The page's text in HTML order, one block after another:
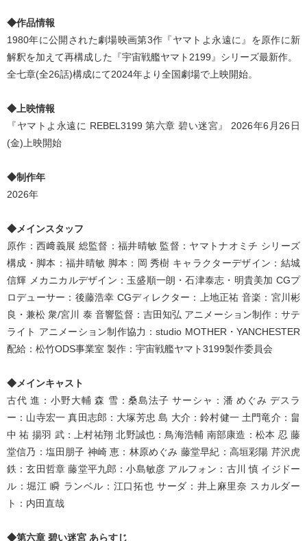
◆作品情報
1980年に公開された劇場映画第3作『ヤマトよ永遠に』を原作に新
解釈を加えて再構成した『宇宙戦艦ヤマト2199』シリーズ最新作。
全七章(全26話)構成にて2024年より全国劇場で上映開始。
◆上映情報
『ヤマトよ永遠に REBEL3199 第六章 碧い迷宮』 2026年6月26日
(金)上映開始
◆制作年
2026年
◆メインスタッフ
原作：西﨑義展 総監督：福井晴敏 監督：ヤマトナオミチ シリーズ
構成・脚本：福井晴敏 脚本：岡 秀樹 キャラクターデザイン：結城
信輝 メカニカルデザイン：玉盛順一朗・石津泰志・明貴美加 CGプ
ロデューサー：後藤浩幸 CGディレクター：上地正祐 音楽：宮川彬
良・兼松 衆/宮川 泰 音響監督：吉田知弘 アニメーション制作：サテ
ライト アニメーション制作協力：studio MOTHER・YANCHESTER
配給：松竹ODS事業室 製作：宇宙戦艦ヤマト3199製作委員会
◆メインキャスト
古代 進：小野大輔 森 雪：桑島法子 サーシャ：潘 めぐみ デスラ
ー：山寺宏一 真田志郎：大塚芳忠 島 大介：鈴村健一 土門竜介：畠
中 祐 揚羽 武：上村祐翔 北野誠也：鳥海浩輔 南部康造：松本 忍 藤
堂信乃：塩田朋子 神崎 恵：林原めぐみ 藤堂早紀：高垣彩陽 芹沢虎
鉄：玄田哲章 藤堂平九郎：小島敏彦 アルフォン：古川 慎 イジドー
ル：堀江 瞬 ランベル：江口拓也 サーダ：井上麻里奈 スカルダー
ト：内田直哉
◆第六章 碧い迷宮 あらすじ